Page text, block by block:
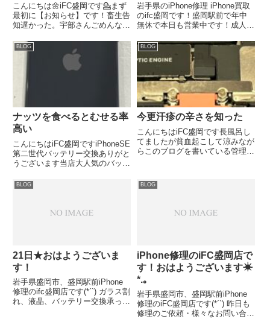
こんにちは🌼iFC盛岡です💁まず
最初に【お知らせ】です！畜生告
知遅かった。宇部さんごめんなさ
がとうございました💪iPhoneSE
第二世代充電できないとお困りの
お客様ドックコネクター交換の修
理のご依頼ありが...
岩手県のiPhone修理 iPhone買取
のifc盛岡です！盛岡駅前で年中
無休で本日も営業中です！成人し
画はすばらしく泣けますね〜〜
（；＿；）これちょーみたい、多
分観に行く（；＿；）いや、ガチ
でドラえもんとしん...
BLOG
ナッツを食べるとむせる率
高い
こんにちはiFC盛岡ですiPhoneSE
第二世代バッテリー交換ありがと
うございます当店大人気のバッテ
い✨【本日の管理人Aの独り言】
ですちなみにポッピン...
BLOG
今更汗疹の辛さを知った
こんにちはiFC盛岡です長風呂し
てましたが貧血起こして涼みなが
らこのブログを書いている管理人
ざいました✨即日対応可能です
【本日の管理人Aの独り言】ポテ
BLOG
21日★おはようございま
す！
岩手県盛岡市、盛岡駅前iPhone
修理のifc盛岡店です(*´`) ガラス割
れ、液晶、バッテリー交換承って
BLOG
iPhone修理のiFC盛岡店で
す！おはようございます☀︎
*.｡
岩手県盛岡市、盛岡駅前iPhone
修理のiFC盛岡店です(*´`) 昨日も
修理のご依頼・様々なお問い合わ